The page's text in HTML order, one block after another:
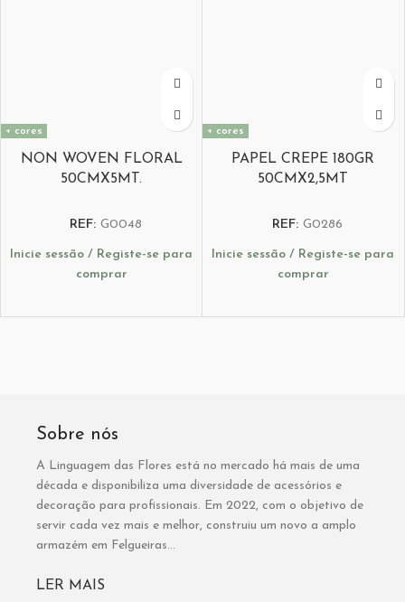
+ cores
NON WOVEN FLORAL
50CMX5MT.
REF: G0048
Inicie sessão / Registe-se para
comprar
+ cores
PAPEL CREPE 180GR
50CMX2,5MT
REF: G0286
Inicie sessão / Registe-se para
comprar
Sobre nós
A Linguagem das Flores está no mercado há mais de uma
década e disponibiliza uma diversidade de acessórios e
decoração para profissionais. Em 2022, com o objetivo de
servir cada vez mais e melhor, construiu um novo a amplo
armazém em Felgueiras...
LER MAIS